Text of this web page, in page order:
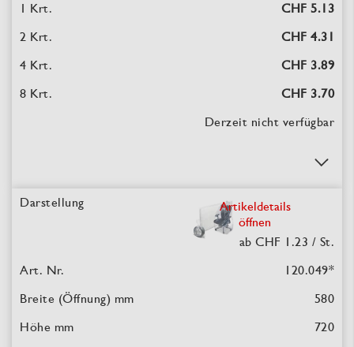
CHF 5.13
CHF 4.31
CHF 3.89
CHF 3.70
Derzeit nicht verfügbar
Artikeldetails
öffnen
ab CHF 1.23 / St.
120.049*
580
720